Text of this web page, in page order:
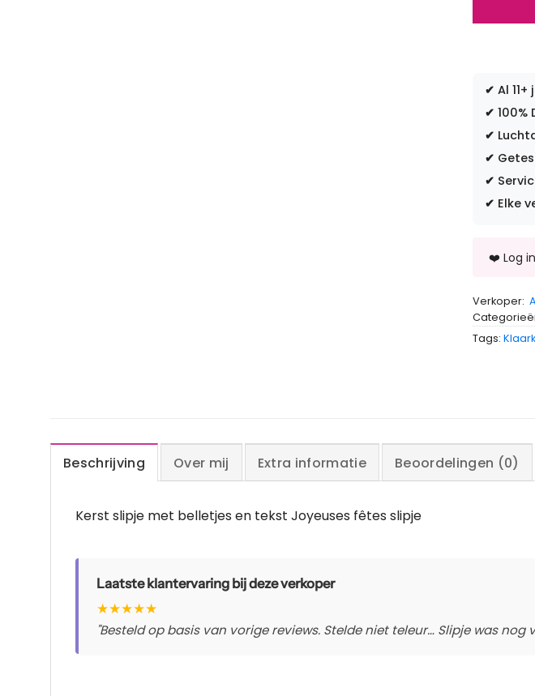
✔ Al
✔
✔
✔
✔
✔ Elke
Verkoper:
Tags:
Beschrijving Over mij Extra informatie Beoordelingen (0)
Kerst slipje met belletjes en tekst Joyeuses fêtes slipje
Laatste klantervaring bij deze verkoper
★★★★★
"Besteld op basis van vorige reviews. Stelde niet teleur… Slipje was